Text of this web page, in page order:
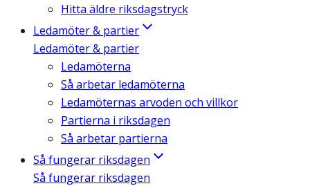
Hitta äldre riksdagstryck
Ledamöter & partier
Ledamöter & partier
Ledamöterna
Så arbetar ledamöterna
Ledamöternas arvoden och villkor
Partierna i riksdagen
Så arbetar partierna
Så fungerar riksdagen
Så fungerar riksdagen